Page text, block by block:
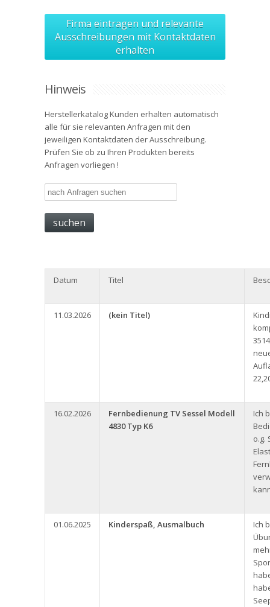
Firma eintragen und relevante
Ausschreibungen mit Kontaktdaten
erhalten
Hinweis
Herstellerkatalog Kunden erhalten automatisch
alle für sie relevanten Anfragen mit den
jeweiligen Kontaktdaten der Ausschreibung.
Prüfen Sie ob zu Ihren Produkten bereits
Anfragen vorliegen !
Datum Titel
11.03.2026 (kein Titel)
16.02.2026
Fernbedienung TV Sessel Modell
4830 Typ K6
Ich
o.g.
01.06.2025 Kinderspaß, Ausmalbuch
Ich